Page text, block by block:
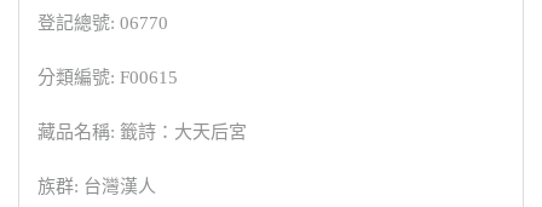
登記總號: 06770
分類編號: F00615
藏品名稱: 籤詩：大天后宮
族群: 台灣漢人